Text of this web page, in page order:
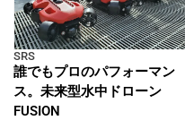
SRS
誰でもプロのパフォーマン
ス。未来型水中ドローン
FUSION